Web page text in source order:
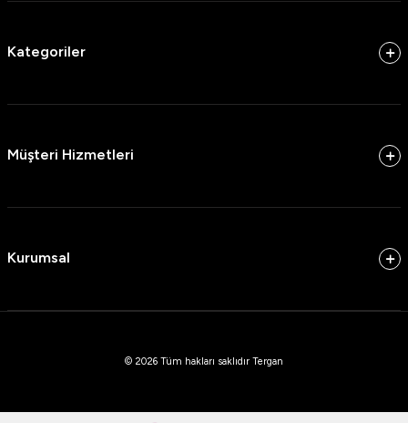
Kategoriler
Müşteri Hizmetleri
Kurumsal
© 2026 Tüm hakları saklıdır Tergan